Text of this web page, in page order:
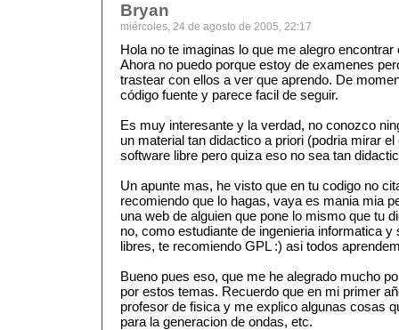
Bryan
miércoles, 24 de agosto de 2005, 22:17
Hola no te imaginas lo que me alegro
Ahora no puedo porque estoy de examenes
trastear con ellos a ver que aprendo. De
código fuente y parece facil de seguir.
Es muy interesante y la verdad, no conozco
un material tan didactico a priori (podria mirar
software libre pero quiza eso no sea tan
Un apunte mas, he visto que en tu codigo no
recomiendo que lo hagas, vaya es mania mia
una web de alguien que pone lo mismo que tu
no, como estudiante de ingenieria informatica
libres, te recomiendo GPL :) asi todos
Bueno pues eso, que me he alegrado mucho
por estos temas. Recuerdo que en mi primer
profesor de fisica y me explico algunas cosas
para la generacion de ondas, etc.